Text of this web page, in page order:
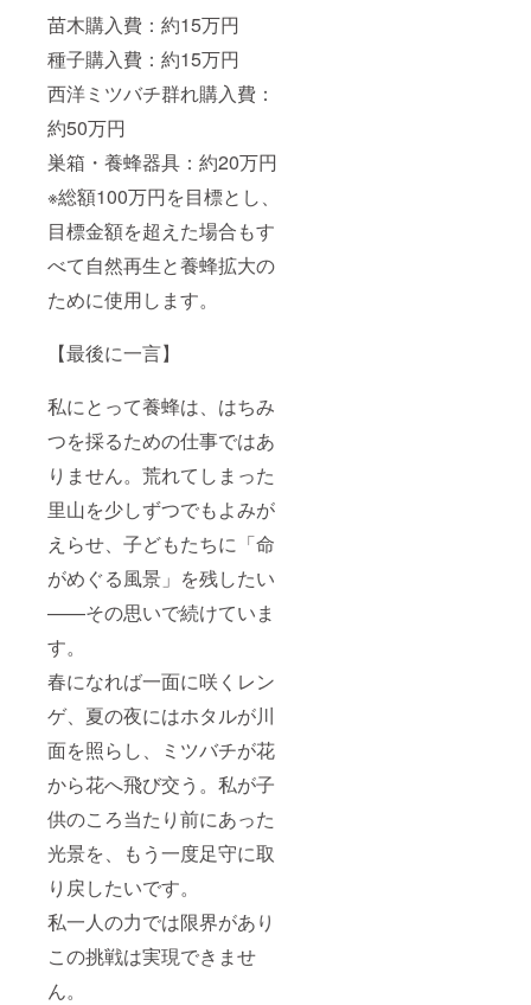
苗木購入費：約15万円
種子購入費：約15万円
西洋ミツバチ群れ購入費：
約50万円
巣箱・養蜂器具：約20万円
※総額100万円を目標とし、
目標金額を超えた場合もす
べて自然再生と養蜂拡大の
ために使用します。
【最後に一言】
私にとって養蜂は、はちみ
つを採るための仕事ではあ
りません。荒れてしまった
里山を少しずつでもよみが
えらせ、子どもたちに「命
がめぐる風景」を残したい
——その思いで続けていま
す。
春になれば一面に咲くレン
ゲ、夏の夜にはホタルが川
面を照らし、ミツバチが花
から花へ飛び交う。私が子
供のころ当たり前にあった
光景を、もう一度足守に取
り戻したいです。
私一人の力では限界があり
この挑戦は実現できませ
ん。